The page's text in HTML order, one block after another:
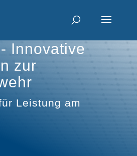
Innovative
zur
Leistung am